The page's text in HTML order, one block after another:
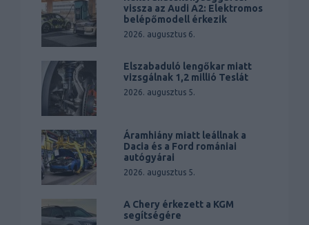
vissza az Audi A2: Elektromos
belépőmodell érkezik
2026. augusztus 6.
Elszabaduló lengőkar miatt
vizsgálnak 1,2 millió Teslát
2026. augusztus 5.
Áramhiány miatt leállnak a
Dacia és a Ford romániai
autógyárai
2026. augusztus 5.
A Chery érkezett a KGM
segítségére